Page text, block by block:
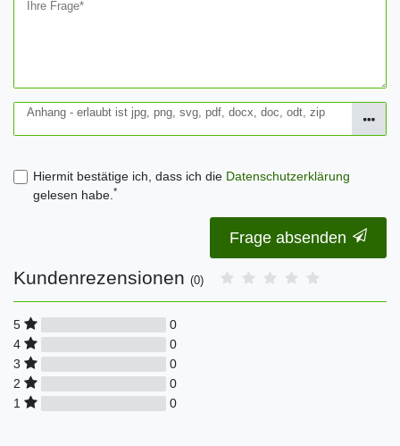
Ihre Frage*
Anhang - erlaubt ist jpg, png, svg, pdf, docx, doc, odt, zip
Hiermit bestätige ich, dass ich die Daten­schutz­erklärung
gelesen habe.*
Frage absenden
Kundenrezensionen (0)
5
0
4
0
3
0
2
0
1
0